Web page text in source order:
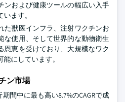
ンおよび健康ツールの幅広い入手
ます。
た獣医インフラ、注射ワクチンお
な使用、そして世界的な動物衛生
恩恵を受けており、大規模なワク
にしています。
ン市場
間中に最も高い8.7%のCAGRで成